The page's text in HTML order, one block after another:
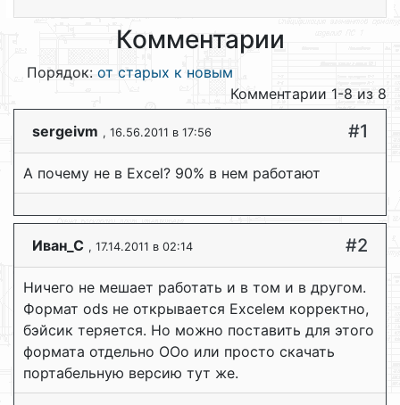
Комментарии
Порядок: от старых к новым
Комментарии 1-8 из 8
sergeivm , 16.56.2011 в 17:56 #1
А почему не в Excel? 90% в нем работают
Иван_С , 17.14.2011 в 02:14 #2
Ничего не мешает работать и в том и в другом.
Формат ods не открывается Excelем корректно,
бэйсик теряется. Но можно поставить для этого
формата отдельно OOo или просто скачать
портабельную версию тут же.